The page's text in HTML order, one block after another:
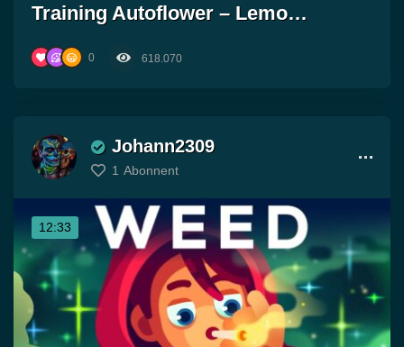
Training Autoflower – Lemo…
0 618.070
Johann2309
1 Abonnent
12:33